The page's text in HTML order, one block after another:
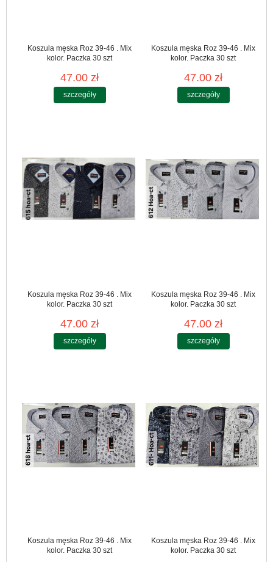
Koszula męska Roz 39-46 . Mix
kolor. Paczka 30 szt
47.00 zł
szczegóły
Koszula męska Roz 39-46 . Mix
kolor. Paczka 30 szt
47.00 zł
szczegóły
Koszula męska Roz 39-46 . Mix
kolor. Paczka 30 szt
47.00 zł
szczegóły
Koszula męska Roz 39-46 . Mix
kolor. Paczka 30 szt
47.00 zł
szczegóły
Koszula męska Roz 39-46 . Mix
kolor. Paczka 30 szt
Koszula męska Roz 39-46 . Mix
kolor. Paczka 30 szt